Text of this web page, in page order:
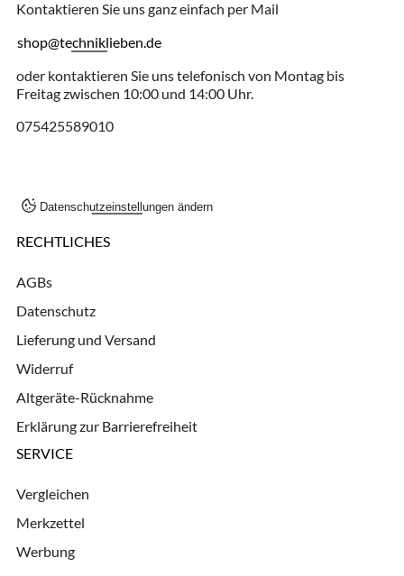
Kontaktieren Sie uns ganz einfach per Mail
shop@techniklieben.de
oder kontaktieren Sie uns telefonisch von Montag bis
Freitag zwischen 10:00 und 14:00 Uhr.
075425589010
Datenschutzeinstellungen ändern
RECHTLICHES
AGBs
Datenschutz
Lieferung und Versand
Widerruf
Altgeräte-Rücknahme
Erklärung zur Barrierefreiheit
SERVICE
Vergleichen
Merkzettel
Werbung